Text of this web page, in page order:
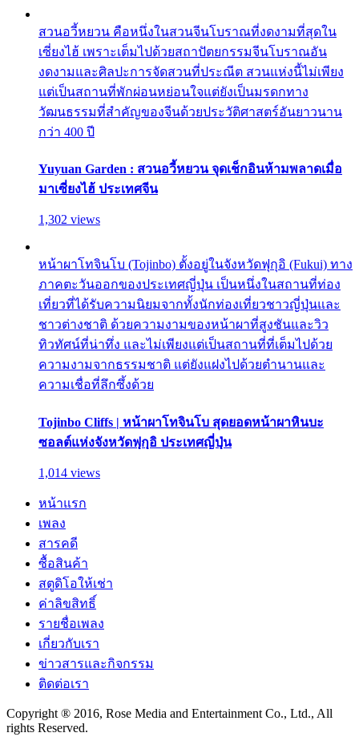
สวนอวี้หยวน คือหนึ่งในสวนจีนโบราณที่งดงามที่สุดใน
เซี่ยงไฮ้ เพราะเต็มไปด้วยสถาปัตยกรรมจีนโบราณอัน
งดงามและศิลปะการจัดสวนที่ประณีต สวนแห่งนี้ไม่เพียง
แต่เป็นสถานที่พักผ่อนหย่อนใจแต่ยังเป็นมรดกทาง
วัฒนธรรมที่สำคัญของจีนด้วยประวัติศาสตร์อันยาวนาน
กว่า 400 ปี
Yuyuan Garden : สวนอวี้หยวน จุดเช็กอินห้ามพลาดเมื่อ
มาเซี่ยงไฮ้ ประเทศจีน
1,302 views
หน้าผาโทจินโบ (Tojinbo) ตั้งอยู่ในจังหวัดฟุกุอิ (Fukui) ทาง
ภาคตะวันออกของประเทศญี่ปุ่น เป็นหนึ่งในสถานที่ท่อง
เที่ยวที่ได้รับความนิยมจากทั้งนักท่องเที่ยวชาวญี่ปุ่นและ
ชาวต่างชาติ ด้วยความงามของหน้าผาที่สูงชันและวิว
ทิวทัศน์ที่น่าทึ่ง และไม่เพียงแต่เป็นสถานที่ที่เต็มไปด้วย
ความงามจากธรรมชาติ แต่ยังแฝงไปด้วยตำนานและ
ความเชื่อที่ลึกซึ้งด้วย
Tojinbo Cliffs | หน้าผาโทจินโบ สุดยอดหน้าผาหินบะ
ซอลต์แห่งจังหวัดฟุกุอิ ประเทศญี่ปุ่น
1,014 views
หน้าแรก
เพลง
สารคดี
ซื้อสินค้า
สตูดิโอให้เช่า
ค่าลิขสิทธิ์
รายชื่อเพลง
เกี่ยวกับเรา
ข่าวสารและกิจกรรม
ติดต่อเรา
Copyright ® 2016, Rose Media and Entertainment Co., Ltd., All
rights Reserved.